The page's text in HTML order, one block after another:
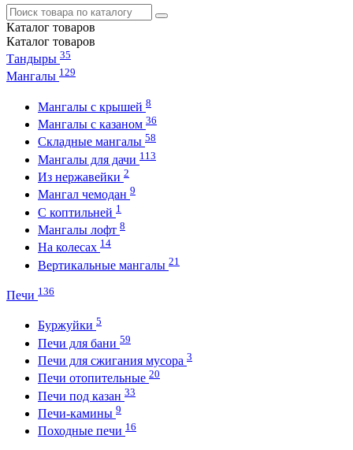
Каталог товаров
Каталог товаров
Тандыры 35
Мангалы 129
Мангалы с крышей 8
Мангалы с казаном 36
Складные мангалы 58
Мангалы для дачи 113
Из нержавейки 2
Мангал чемодан 9
С коптильней 1
Мангалы лофт 8
На колесах 14
Вертикальные мангалы 21
Печи 136
Буржуйки 5
Печи для бани 59
Печи для сжигания мусора 3
Печи отопительные 20
Печи под казан 33
Печи-камины 9
Походные печи 16